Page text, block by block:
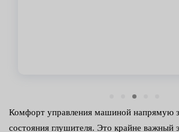
Комфорт управления машиной напрямую
состояния глушителя. Это крайне важный